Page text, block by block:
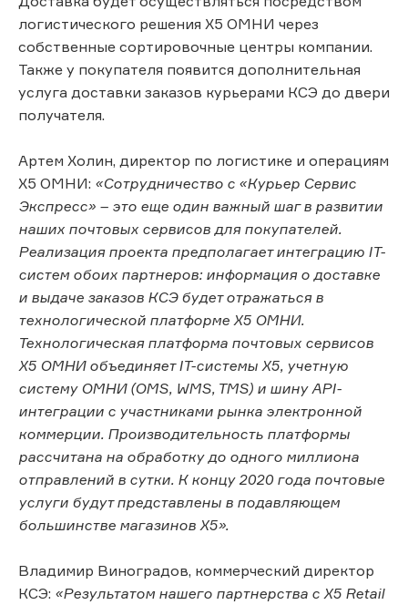
логистического решения Х5 ОМНИ через
собственные сортировочные центры компании.
Также у покупателя появится дополнительная
услуга доставки заказов курьерами КСЭ до двери
получателя.
Артем Холин, директор по логистике и операциям
Х5 ОМНИ: «Сотрудничество с «Курьер Сервис
Экспресс» – это еще один важный шаг в развитии
наших почтовых сервисов для покупателей.
Реализация проекта предполагает интеграцию IT-
систем обоих партнеров: информация о доставке
и выдаче заказов КСЭ будет отражаться в
технологической платформе X5 ОМНИ.
Технологическая платформа почтовых сервисов
Х5 ОМНИ объединяет IT-системы Х5, учетную
систему ОМНИ (OMS, WMS, TMS) и шину API-
интеграции с участниками рынка электронной
коммерции. Производительность платформы
рассчитана на обработку до одного миллиона
отправлений в сутки. К концу 2020 года почтовые
услуги будут представлены в подавляющем
большинстве магазинов Х5».
Владимир Виноградов, коммерческий директор
КСЭ: «Результатом нашего партнерства с X5 Retail